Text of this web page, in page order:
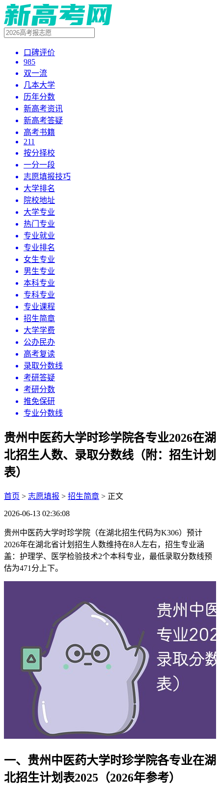
口碑评价
985
双一流
几本大学
历年分数
新高考资讯
新高考答疑
高考书籍
211
按分择校
一分一段
志愿填报技巧
大学排名
院校地址
大学专业
热门专业
专业就业
专业排名
女生专业
男生专业
本科专业
专科专业
专业课程
招生简章
大学学费
公办民办
高考复读
录取分数线
考研答疑
考研分数
推免保研
专业分数线
贵州中医药大学时珍学院各专业2026在湖
北招生人数、录取分数线（附：招生计划
表）
首页 > 志愿填报 > 招生简章 > 正文
2026-06-13 02:36:08
贵州中医药大学时珍学院（在湖北招生代码为K306）预计
2026年在湖北省计划招生人数维持在8人左右，招生专业涵
盖：护理学、医学检验技术2个本科专业，最低录取分数线预
估为471分上下。
一、贵州中医药大学时珍学院各专业在湖
北招生计划表2025（2026年参考）